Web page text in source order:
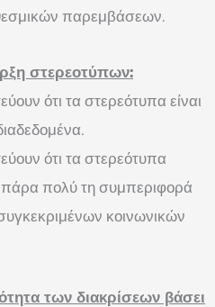
παρεμβάσεων.
στερεοτύπων:
ότι τα στερεότυπα είναι
ότι τα στερεότυπα
πολύ τη συμπεριφορά
κοινωνικών
των διακρίσεων βάσει